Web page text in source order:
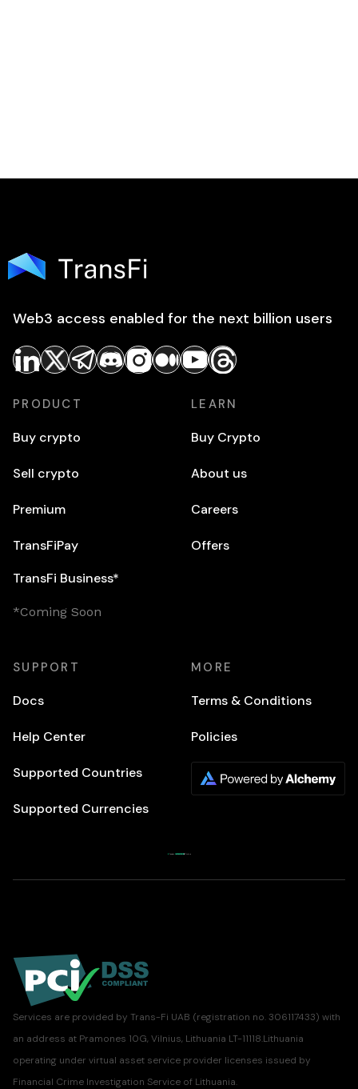
Web3 access enabled for the next billion users
PRODUCT
Buy crypto
Sell crypto
Premium
TransFiPay
TransFi Business*
*Coming Soon
LEARN
Buy Crypto
About us
Careers
Offers
SUPPORT
Docs
Help Center
Supported Countries
Supported Currencies
MORE
Terms & Conditions
Policies
Services are provided by Trans-Fi UAB (registration no. 306117433) with
an address at Pramones 10G, Vilnius, Lithuania LT-11118.Lithuania
operating under virtual asset service provider licenses issued by
Financial Crime Investigation Service of Lithuania.